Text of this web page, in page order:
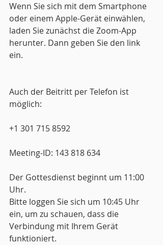
Wenn Sie sich mit dem Smartphone
oder einem Apple-Gerät einwählen,
laden Sie zunächst die Zoom-App
herunter. Dann geben Sie den link
ein.
Auch der Beitritt per Telefon ist
möglich:
+1 301 715 8592
Meeting-ID: 143 818 634
Der Gottesdienst beginnt um 11:00
Uhr.
Bitte loggen Sie sich um 10:45 Uhr
ein, um zu schauen, dass die
Verbindung mit Ihrem Gerät
funktioniert.